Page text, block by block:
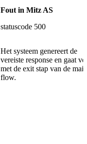
Fout in Mitz AS
statuscode 500
Het systeem genereert de
vereiste response en gaat
met de exit stap van de main
flow.